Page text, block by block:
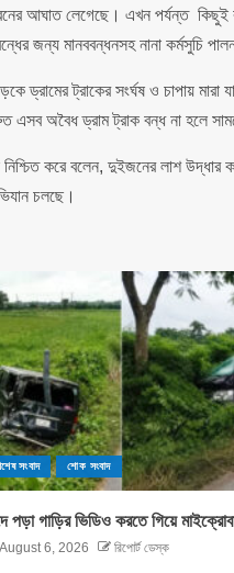
আঘাত লেগেছে। এখন পর্যন্ত কিছুই
জন্য মানববন্ধনসহ নানা কর্মসুচি
ড্রামের ট্রাকের সংর্ঘষ ও চাপায়
এসব অবৈধ ড্রাম ট্রাক বন্ধ না হলে
করে বলেন, দুইজনের লাশ উদ্ধার
চলছে।
সংবাদ শোক সংবাদ
পড়া গাড়ির ভিডিও করতে গিয়ে
August 6, 2026 রিপোর্ট ডেস্ক